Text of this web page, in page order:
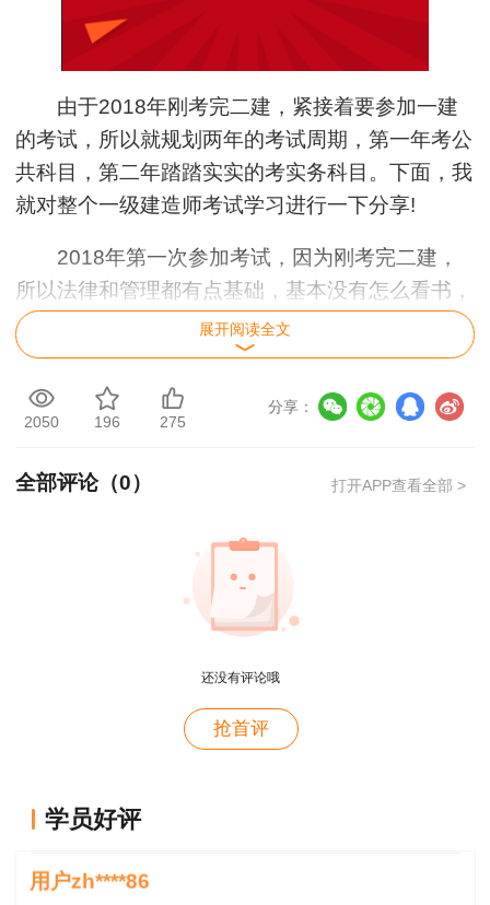
由于2018年刚考完二建，紧接着要参加一建
的考试，所以就规划两年的考试周期，第一年考公
共科目，第二年踏踏实实的考实务科目。下面，我
就对整个一级建造师考试学习进行一下分享!
2018年第一次参加考试，因为刚考完二建，
所以法律和管理都有点基础，基本没有怎么看书，
就跟着建设网校的课程学习。因为第一年专攻公共
科目，实务科目放到了第二年，所以实务科目基本
上没有学习。重心主要放到了经济科目，总体看了
两个多月的课程，网校的视频很重要，光看书经济
以在此也提醒一建备考的小伙伴一定要网课和书本
第一年的公共科目与预想的一样都考过了，接
下来的就可以踏踏实实的备考公路实务。从2019
年5月份开始，书和网校课程相结合一起学习，教
材和网校课程先后看了2遍，看完后一定要做题，
做题才能更好的吸收知识点，也能从中发现哪些知
识点没有记住或没有理解。付出总会有回报，两年
最后，给各位继续奋斗的小伙伴些小建议，一
展开阅读全文
2050 196 275
分享：
全部评论（0） 打开APP查看全部 >
还没有评论哦
抢首评
学员好评
于记忆。
老师讲的很好